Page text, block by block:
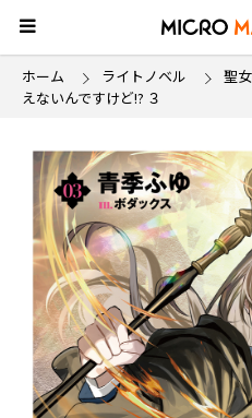
ホーム ライトノベル
聖
えないんですけど!? ３